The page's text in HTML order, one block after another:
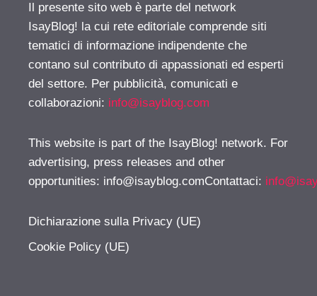
Il presente sito web è parte del network
IsayBlog! la cui rete editoriale comprende siti
tematici di informazione indipendente che
contano sul contributo di appassionati ed esperti
del settore. Per pubblicità, comunicati e
collaborazioni: info@isayblog.com
This website is part of the IsayBlog! network. For
advertising, press releases and other
opportunities: info@isayblog.comContattaci:
Dichiarazione sulla Privacy (UE)
Cookie Policy (UE)